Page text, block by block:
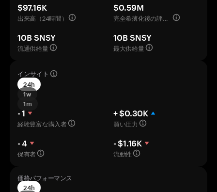
$97.16K
出来高（24時間）
$0.59M
完全希薄化後の評価額
10B SNSY
流通供給量
10B SNSY
最大供給量
インサイト
24h
1w
1m
- 1
経験豊富な購入者
+ $0.30K
買い圧力
- 4
保有者
- $1.16K
流動性
価格パフォーマンス
24h